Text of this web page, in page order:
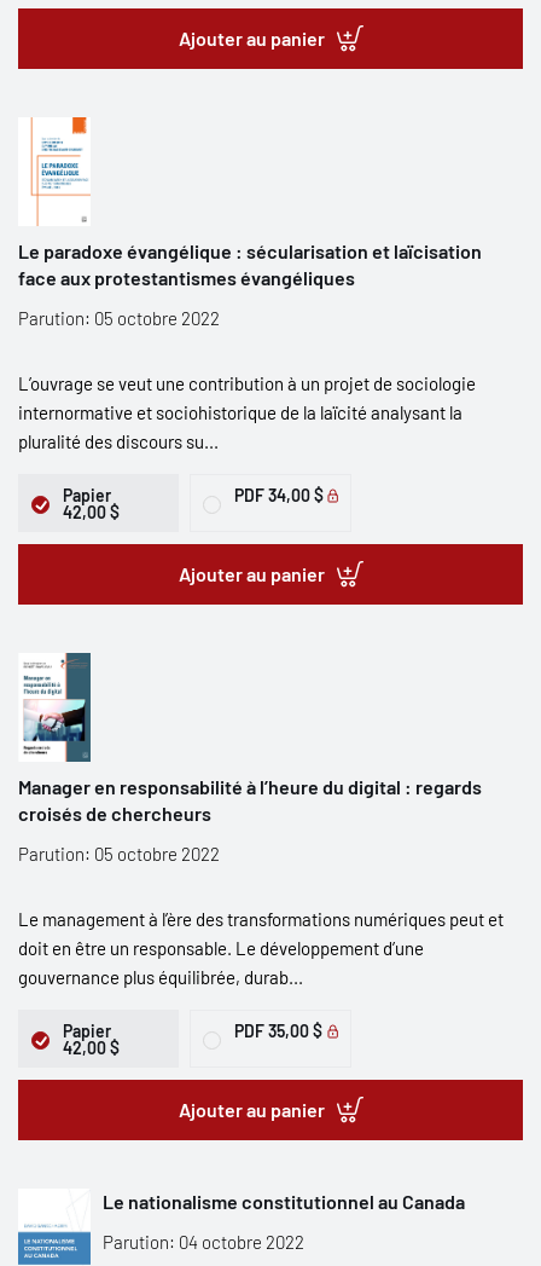
Ajouter au panier
Le paradoxe évangélique : sécularisation et laïcisation
face aux protestantismes évangéliques
Parution: 05 octobre 2022
L’ouvrage se veut une contribution à un projet de sociologie
internormative et sociohistorique de la laïcité analysant la
pluralité des discours su...
Papier
42,00 $
PDF34,00 $
Ajouter au panier
Manager en responsabilité à l’heure du digital : regards
croisés de chercheurs
Parution: 05 octobre 2022
Le management à l’ère des transformations numériques peut et
doit en être un responsable. Le développement d’une
gouvernance plus équilibrée, durab...
Papier
42,00 $
PDF 35,00 $
Ajouter au panier
Le nationalisme constitutionnel au Canada
Parution: 04 octobre 2022